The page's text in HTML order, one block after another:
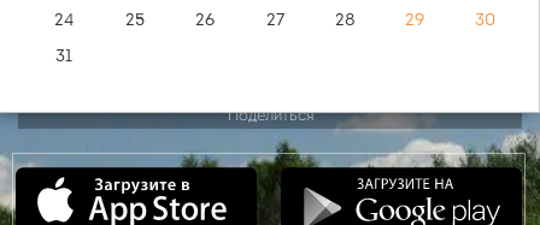
Поделиться
24
25 26 27 28 29
30
31
Сентябрь
Пн Вт Ср Пт Сб
Вс